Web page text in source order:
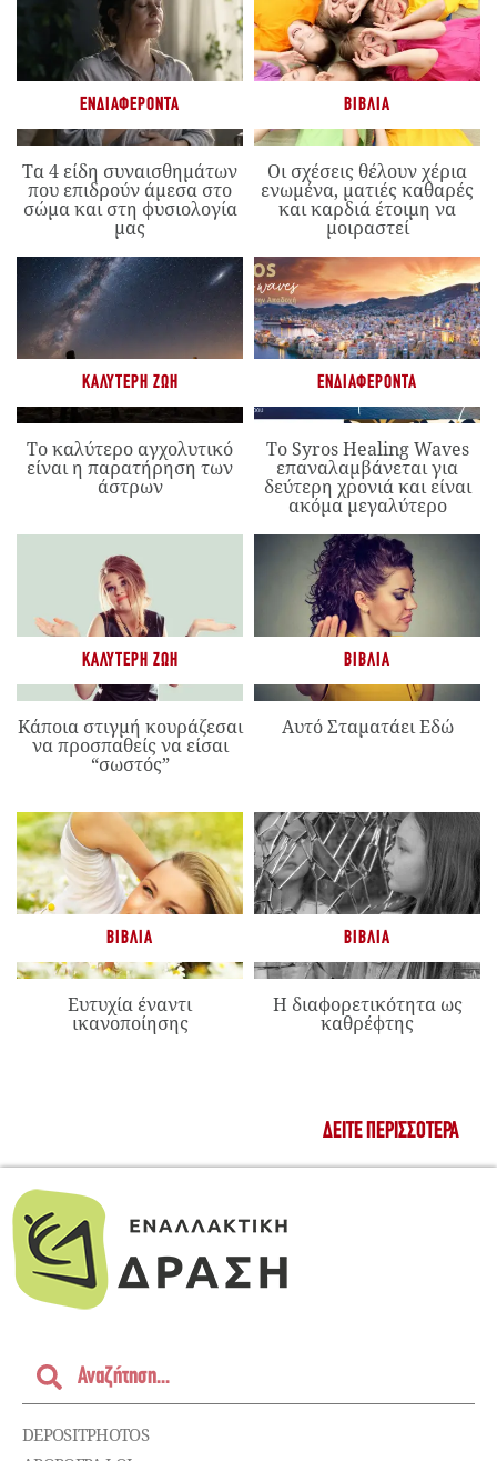
ΕΝΔΙΑΦΈΡΟΝΤΑ
Τα 4 είδη συναισθημάτων
που επιδρούν άμεσα στο
σώμα και στη φυσιολογία
μας
ΒΙΒΛΊΑ
Οι σχέσεις θέλουν χέρια
ενωμένα, ματιές καθαρές
και καρδιά έτοιμη να
μοιραστεί
ΚΑΛΎΤΕΡΗ ΖΩΉ
Το καλύτερο αγχολυτικό
είναι η παρατήρηση των
άστρων
ΕΝΔΙΑΦΈΡΟΝΤΑ
Το Syros Healing Waves
επαναλαμβάνεται για
δεύτερη χρονιά και είναι
ακόμα μεγαλύτερο
ΚΑΛΎΤΕΡΗ ΖΩΉ
Κάποια στιγμή κουράζεσαι
να προσπαθείς να είσαι
“σωστός”
ΒΙΒΛΊΑ
Αυτό Σταματάει Εδώ
ΒΙΒΛΊΑ
Ευτυχία έναντι
ικανοποίησης
ΒΙΒΛΊΑ
Η διαφορετικότητα ως
καθρέφτης
ΔΕΊΤΕ ΠΕΡΙΣΣΌΤΕΡΑ
DEPOSITPHOTOS